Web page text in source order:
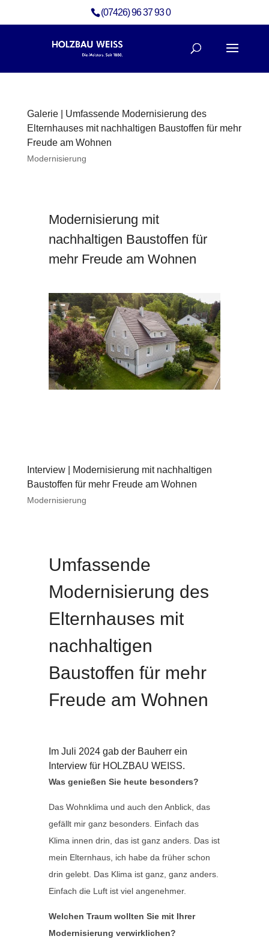
(07426) 96 37 93 0
Galerie | Umfassende Modernisierung des
Elternhauses mit nachhaltigen Baustoffen für mehr
Freude am Wohnen
Modernisierung
Modernisierung mit
nachhaltigen Baustoffen für
mehr Freude am Wohnen
Interview | Modernisierung mit nachhaltigen
Baustoffen für mehr Freude am Wohnen
Modernisierung
Umfassende
Modernisierung des
Elternhauses mit
nachhaltigen
Baustoffen für mehr
Freude am Wohnen
Im Juli 2024 gab der Bauherr ein
Interview für HOLZBAU WEISS.
Was genießen Sie heute besonders?
Das Wohnklima und auch den Anblick, das
gefällt mir ganz besonders. Einfach das
Klima innen drin, das ist ganz anders. Das ist
mein Elternhaus, ich habe da früher schon
drin gelebt. Das Klima ist ganz, ganz anders.
Einfach die Luft ist viel angenehmer.
Welchen Traum wollten Sie mit Ihrer
Modernisierung verwirklichen?